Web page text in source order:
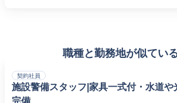
職種と勤務地が似てい
契約社員
施設警備スタッフ|家具一式付・水道や
完備